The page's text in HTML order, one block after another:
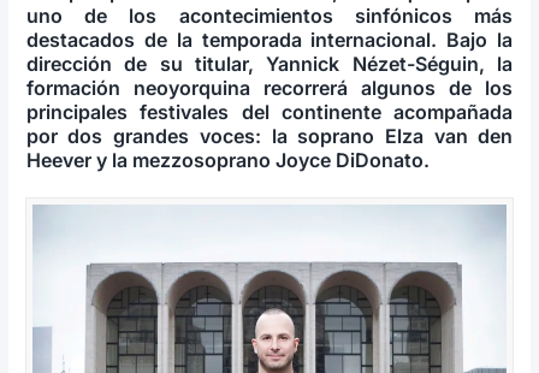
uno de los acontecimientos sinfónicos más
destacados de la temporada internacional. Bajo la
dirección de su titular, Yannick Nézet-Séguin, la
formación neoyorquina recorrerá algunos de los
principales festivales del continente acompañada
por dos grandes voces: la soprano Elza van den
Heever y la mezzosoprano Joyce DiDonato.